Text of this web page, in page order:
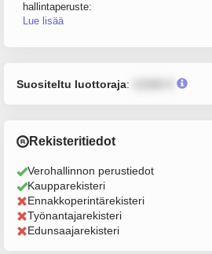
hallintaperuste:
Lue lisää
Suositeltu luottoraja:
Rekisteritiedot
Verohallinnon perustiedot
Kaupparekisteri
Ennakkoperintärekisteri
Työnantajarekisteri
Edunsaajarekisteri